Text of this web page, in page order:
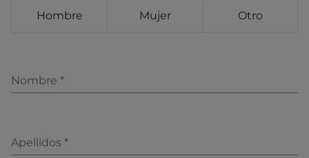
Hombre Mujer Otro
Nombre *
Apellidos *